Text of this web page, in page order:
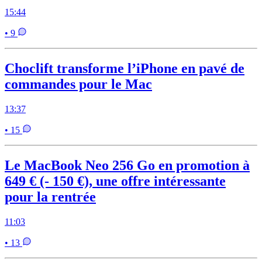
15:44
• 9
Choclift transforme l’iPhone en pavé de
commandes pour le Mac
13:37
• 15
Le MacBook Neo 256 Go en promotion à
649 € (- 150 €), une offre intéressante
pour la rentrée
11:03
• 13